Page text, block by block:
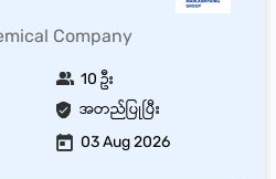
Company
အတည်ပြုပြီး
10 ဦး
03 Aug 2026